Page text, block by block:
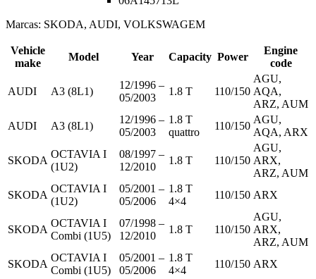
Marcas: SKODA, AUDI, VOLKSWAGEM
Vehicle
make
Model Year Capacity Power
Engine
code
AUDI A3 (8L1)
12/1996 –
05/2003
1.8 T 110/150
AGU,
AQA,
ARZ, AUM
AUDI
A3 (8L1)
12/1996 –
05/2003
1.8 T
quattro
110/150
AGU,
AQA, ARX
SKODA
OCTAVIA I
(1U2)
08/1997 –
12/2010
1.8 T 110/150
AGU,
ARX,
ARZ, AUM
SKODA
OCTAVIA I
(1U2)
05/2001 –
05/2006
1.8 T
4×4
110/150 ARX
SKODA
OCTAVIA I
Combi (1U5)
07/1998 –
12/2010
1.8 T 110/150
AGU,
ARX,
ARZ, AUM
SKODA
OCTAVIA I
Combi (1U5)
05/2001 –
05/2006
1.8 T
4×4
110/150 ARX